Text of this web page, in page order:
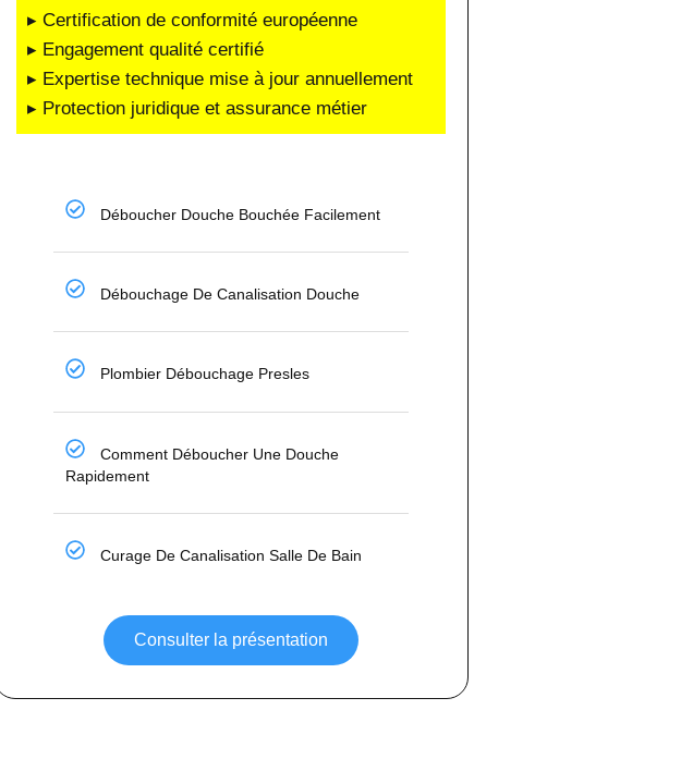
▸ Certification de conformité européenne
▸ Engagement qualité certifié
▸ Expertise technique mise à jour annuellement
▸ Protection juridique et assurance métier
Déboucher Douche Bouchée Facilement
Débouchage De Canalisation Douche
Plombier Débouchage Presles
Comment Déboucher Une Douche
Rapidement
Curage De Canalisation Salle De Bain
Consulter la présentation